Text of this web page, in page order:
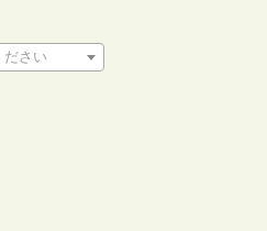
ださい